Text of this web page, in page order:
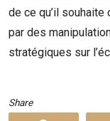
de ce qu’il
par des
stratégiques sur
Share